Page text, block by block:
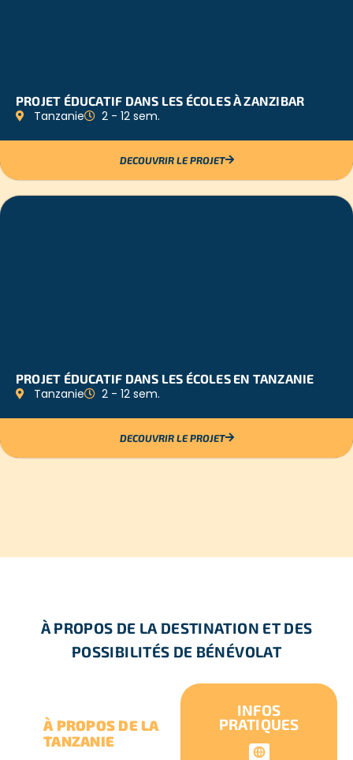
PROJET ÉDUCATIF DANS LES ÉCOLES À ZANZIBAR
Tanzanie 2 - 12 sem.
DECOUVRIR LE PROJET
PROJET ÉDUCATIF DANS LES ÉCOLES EN TANZANIE
Tanzanie 2 - 12 sem.
DECOUVRIR LE PROJET
À PROPOS DE LA DESTINATION ET DES
POSSIBILITÉS DE BÉNÉVOLAT
À PROPOS DE LA
TANZANIE
INFOS
PRATIQUES